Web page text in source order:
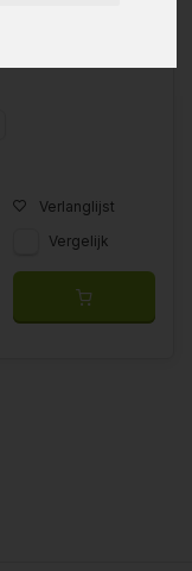
Verlanglijst
Vergelijk